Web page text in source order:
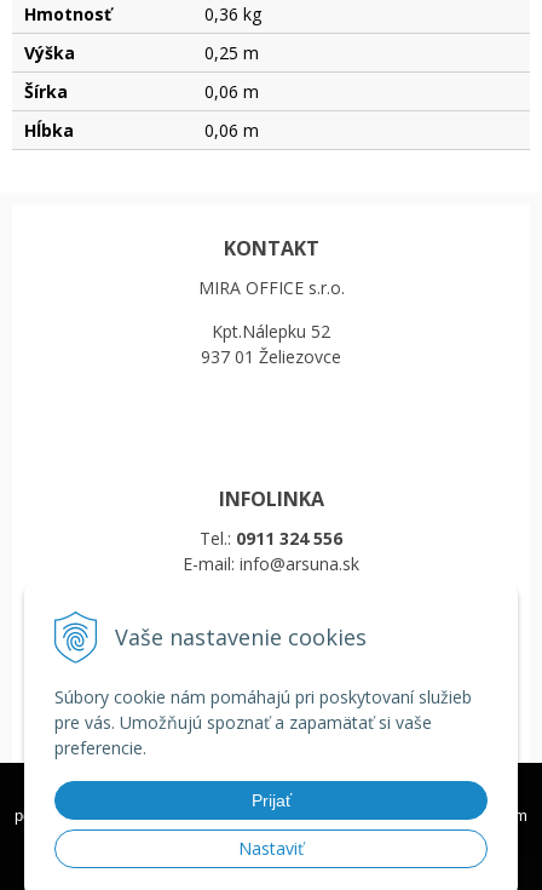
Vaše nastavenie cookies
Súbory cookie nám pomáhajú pri poskytovaní služieb
pre vás. Umožňujú spoznať a zapamätať si vaše
preferencie.
Prijať
Nastaviť
Hmotnosť
0,36 kg
Výška
0,25 m
Šírka
0,06 m
Hĺbka
0,06 m
KONTAKT
MIRA OFFICE s.r.o.
Kpt.Nálepku 52
937 01 Želiezovce
INFOLINKA
Tel.: 0911 324 556
E-mail: info@arsuna.sk
VŠETKO O NÁKUPE
Reklamačný poriadok
Doprava a platba
Veľkoobchod
© 2026 Školské tašky, batohy a zdravé fľaše ARS UNA •tvorba eshopu cez
Tieto internetové stránky používajú k poskytovaniu služieb,
personalizácií reklám a analýze návštevnosti súbory cookie. Používaním
týchto internetových stránok s tým súhlasíte.
Ďalšie informácie